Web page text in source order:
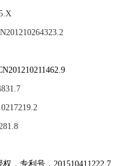
，专利号， 201510411222.7